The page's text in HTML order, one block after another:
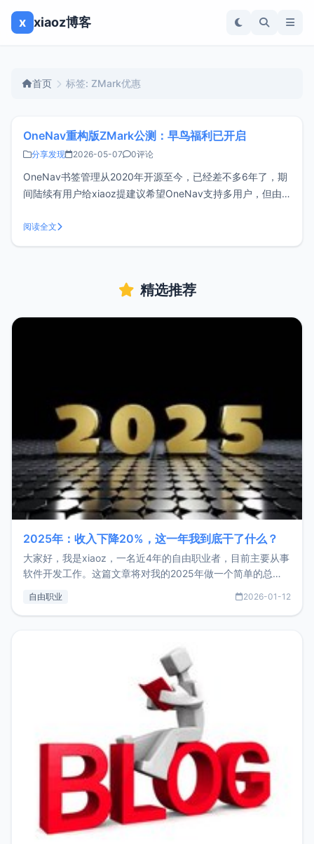
x xiaoz博客
首页 标签: ZMark优惠
OneNav重构版ZMark公测：早鸟福利已开启
分享发现 2026-05-07 0评论
OneNav书签管理从2020年开源至今，已经差不多6年了，期
间陆续有用户给xiaoz提建议希望OneNav支持多用户，但由
OneNav目前依然不支持多用户。但好消息是OneNav重构版
ZMark已经开始公测，依然是xiaoz开发，还是熟悉的配
阅读全文
精选推荐
2025年：收入下降20%，这一年我到底干了什么？
大家好，我是xiaoz，一名近4年的自由职业者，目前主要从事
软件开发工作。这篇文章将对我的2025年做一个简单的总
收入下降20%，但却过得很充实，2026年不求突破，但求保
自由职业 2026-01-12